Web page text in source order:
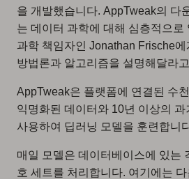
을 개발했습니다. AppTweak의 다
는 데이터 과학에 대해 심층적으로
과학 책임자인 Jonathan Frische
방법론과 알고리즘을 설명해달라
AppTweak은 플랫폼에 연결된 수
익명화된 데이터와 10년 이상의
사용하여 딥러닝 모델을 훈련합니
매일 모델은 데이터베이스에 있는
호 세트를 처리합니다. 여기에는